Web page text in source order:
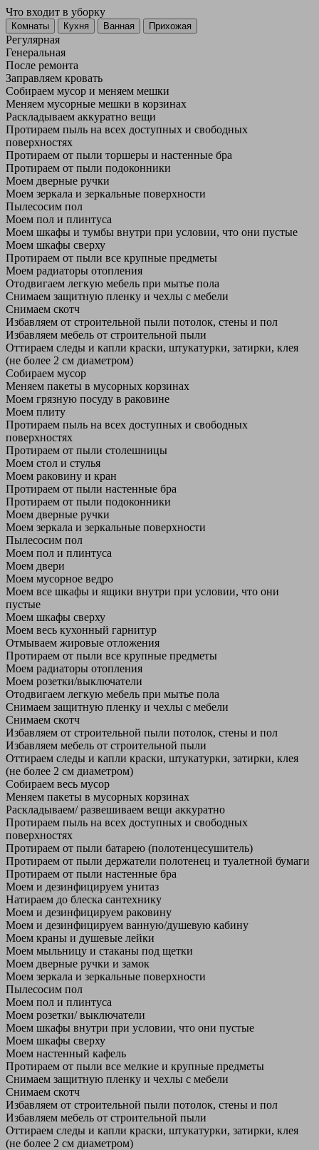
Что входит в уборку
Регу­лярная
Гене­ральная
После ремонта
Заправляем кровать
Собираем мусор и меняем мешки
Меняем мусорные мешки в корзинах
Раскладываем аккуратно вещи
Протираем пыль на всех доступных и свободных
поверхностях
Протираем от пыли торшеры и настенные бра
Протираем от пыли подоконники
Моем дверные ручки
Моем зеркала и зеркальные поверхности
Пылесосим пол
Моем пол и плинтуса
Моем шкафы и тумбы внутри при условии, что они пустые
Моем шкафы сверху
Протираем от пыли все крупные предметы
Моем радиаторы отопления
Отодвигаем легкую мебель при мытье пола
Снимаем защитную пленку и чехлы с мебели
Снимаем скотч
Избавляем от строительной пыли потолок, стены и пол
Избавляем мебель от строительной пыли
Оттираем следы и капли краски, штукатурки, затирки, клея
(не более 2 см диаметром)
Собираем мусор
Меняем пакеты в мусорных корзинах
Моем грязную посуду в раковине
Моем плиту
Протираем пыль на всех доступных и свободных
поверхностях
Протираем от пыли столешницы
Моем стол и стулья
Моем раковину и кран
Протираем от пыли настенные бра
Протираем от пыли подоконники
Моем дверные ручки
Моем зеркала и зеркальные поверхности
Пылесосим пол
Моем пол и плинтуса
Моем двери
Моем мусорное ведро
Моем все шкафы и ящики внутри при условии, что они
пустые
Моем шкафы сверху
Моем весь кухонный гарнитур
Отмываем жировые отложения
Протираем от пыли все крупные предметы
Моем радиаторы отопления
Моем розетки/выключатели
Отодвигаем легкую мебель при мытье пола
Снимаем защитную пленку и чехлы с мебели
Снимаем скотч
Избавляем от строительной пыли потолок, стены и пол
Избавляем мебель от строительной пыли
Оттираем следы и капли краски, штукатурки, затирки, клея
(не более 2 см диаметром)
Собираем весь мусор
Меняем пакеты в мусорных корзинах
Раскладываем/ развешиваем вещи аккуратно
Протираем пыль на всех доступных и свободных
поверхностях
Протираем от пыли батарею (полотенцесушитель)
Протираем от пыли держатели полотенец и туалетной бумаги
Протираем от пыли настенные бра
Моем и дезинфицируем унитаз
Натираем до блеска сантехнику
Моем и дезинфицируем раковину
Моем и дезинфицируем ванную/душевую кабину
Моем краны и душевые лейки
Моем мыльницу и стаканы под щетки
Моем дверные ручки и замок
Моем зеркала и зеркальные поверхности
Пылесосим пол
Моем пол и плинтуса
Моем розетки/ выключатели
Моем шкафы внутри при условии, что они пустые
Моем шкафы сверху
Моем настенный кафель
Протираем от пыли все мелкие и крупные предметы
Снимаем защитную пленку и чехлы с мебели
Снимаем скотч
Избавляем от строительной пыли потолок, стены и пол
Избавляем мебель от строительной пыли
Оттираем следы и капли краски, штукатурки, затирки, клея
(не более 2 см диаметром)